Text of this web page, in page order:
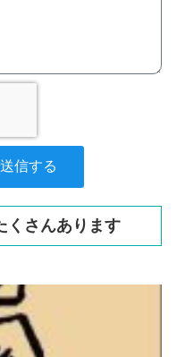
信する
くさんあります